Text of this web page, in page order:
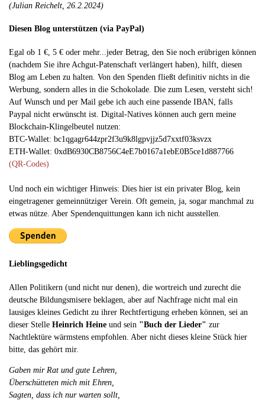
(Julian Reichelt, 26.2.2024)
Diesen Blog unterstützen (via PayPal)
Egal ob 1 €, 5 € oder mehr...jeder Betrag, den Sie noch erübrigen können
(nachdem Sie ihre Achgut-Patenschaft verlängert haben), hilft, diesen
Blog am Leben zu halten. Von den Spenden fließt definitiv nichts in die
Werbung, sondern alles in die Schokolade. Die zum Lesen, versteht sich!
Auf Wunsch und per Mail gebe ich auch eine passende IBAN, falls
Paypal nicht erwünscht ist. Digital-Natives können auch gern meine
Blockchain-Klingelbeutel nutzen:
BTC-Wallet: bc1qgagr644zpr2f3u9k8lgpvjjz5d7xxtf03ksvzx
ETH-Wallet: 0xdB6930CB8756C4eE7b0167a1ebE0B5ce1d887766
(QR-Codes)
Und noch ein wichtiger Hinweis: Dies hier ist ein privater Blog, kein
eingetragener gemeinnütziger Verein. Oft gemein, ja, sogar manchmal zu
etwas nütze. Aber Spendenquittungen kann ich nicht ausstellen.
Lieblingsgedicht
Allen Politikern (und nicht nur denen), die wortreich und zurecht die
deutsche Bildungsmisere beklagen, aber auf Nachfrage nicht mal ein
lausiges kleines Gedicht zu ihrer Rechtfertigung erheben können, sei an
dieser Stelle Heinrich Heine und sein "Buch der Lieder" zur
Nachtlektüre wärmstens empfohlen. Aber nicht dieses kleine Stück hier
bitte, das gehört mir.
Gaben mir Rat und gute Lehren,
Überschütteten mich mit Ehren,
Sagten, dass ich nur warten sollt,